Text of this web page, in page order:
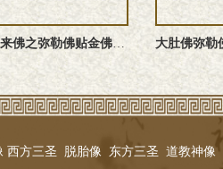
未来佛之弥勒佛贴金佛像雕塑
西方三圣 脱胎像 东方三圣 道教神像